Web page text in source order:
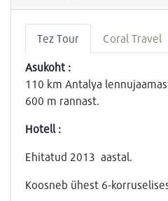
Tez Tour Coral Travel
Asukoht :
110 km Antalya
600 m rannast.
Hotell :
Ehitatud 2013 aastal.
Koosneb ühest 6-